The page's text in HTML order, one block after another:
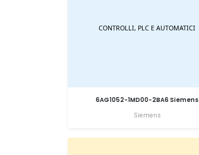
6AG1052-1MD00-2BA6 Siemens
Siemens